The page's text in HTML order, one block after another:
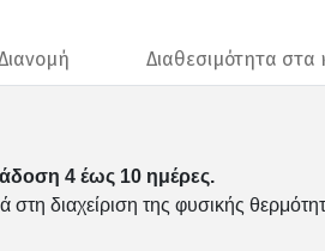
Διαθεσιμότητα
4 έως 10 ημέρες.
διαχείριση της φυσικής